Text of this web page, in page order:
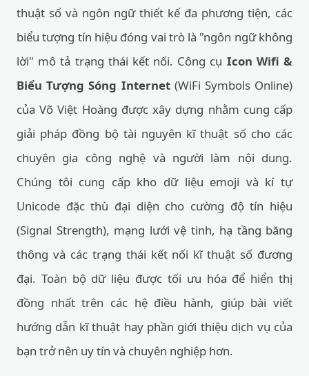
thuật số và ngôn ngữ thiết kế đa phương tiện, các
biểu tượng tín hiệu đóng vai trò là "ngôn ngữ không
lời" mô tả trạng thái kết nối. Công cụ Icon Wifi &
Biểu Tượng Sóng Internet(WiFi Symbols Online)
của Võ Việt Hoàng được xây dựng nhằm cung cấp
giải pháp đồng bộ tài nguyên kĩ thuật số cho các
chuyên gia công nghệ và người làm nội dung.
Chúng tôi cung cấp kho dữ liệu emoji và kí tự
Unicode đặc thù đại diện cho cường độ tín hiệu
(Signal Strength), mạng lưới vệ tinh, hạ tầng băng
thông và các trạng thái kết nối kĩ thuật số đương
đại. Toàn bộ dữ liệu được tối ưu hóa để hiển thị
đồng nhất trên các hệ điều hành, giúp bài viết
hướng dẫn kĩ thuật hay phần giới thiệu dịch vụ của
bạn trở nên uy tín và chuyên nghiệp hơn.